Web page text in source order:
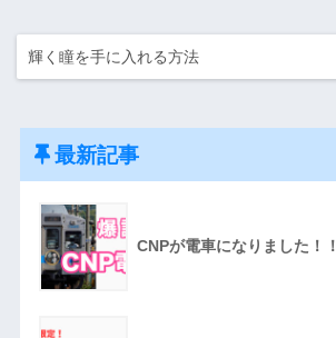
輝く瞳を手に入れる方法
最新記事
CNPが電車になりました！！